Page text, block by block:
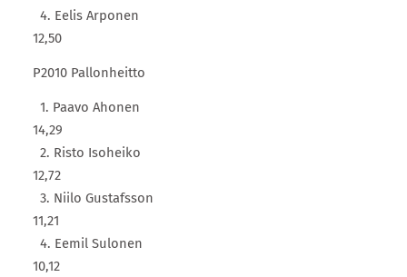
4. Eelis Arponen
12,50
P2010 Pallonheitto
1. Paavo Ahonen
14,29
2. Risto Isoheiko
12,72
3. Niilo Gustafsson
11,21
4. Eemil Sulonen
10,12